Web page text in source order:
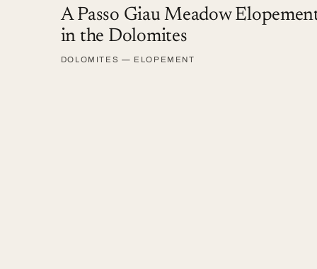
A Passo Giau Meadow
in the Dolomites
DOLOMITES — ELOPEMENT